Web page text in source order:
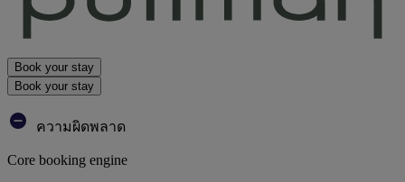
Book your stay
Book your stay
ความผิดพลาด
Core booking engine